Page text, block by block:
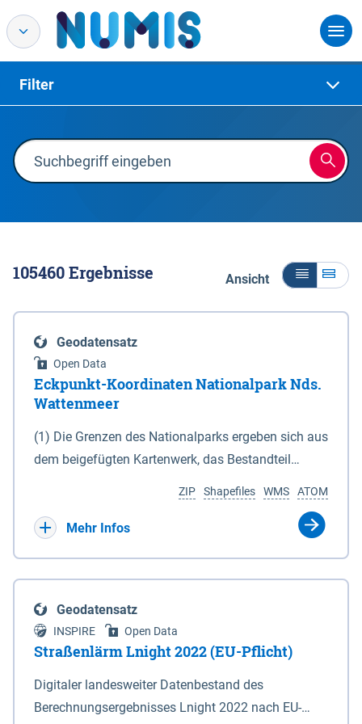
Filter
105460Ergebnisse Ansicht
Geodatensatz
Open Data
Eckpunkt-Koordinaten Nationalpark Nds.
Wattenmeer
(1) Die Grenzen des Nationalparks ergeben sich aus
dem beigefügten Kartenwerk, das Bestandteil
(DTK) im Maßstab 1 : 100 000 (Anlage 2), 2.
verkleinerte Amtliche Karte 1 : 5 000 (AK5) im
projizierte Koordinaten im Europäischen
Terrestrischen Referenzsystem 1989 (ETRS 89) mit
der Universalen Transversalen Mercator-Abbildung
bezogen auf die Zone 32 N (UTM 32N) dargestellt
(Anlage 4); Gleiches gilt für die geografischen
ATOM
WMS
Shapefiles
ZIP
Mehr Infos
Geodatensatz
INSPIRE Open Data
Straßenlärm Lnight 2022 (EU-Pflicht)
Digitaler landesweiter Datenbestand des
Berechnungsergebnisses Lnight 2022 nach EU-